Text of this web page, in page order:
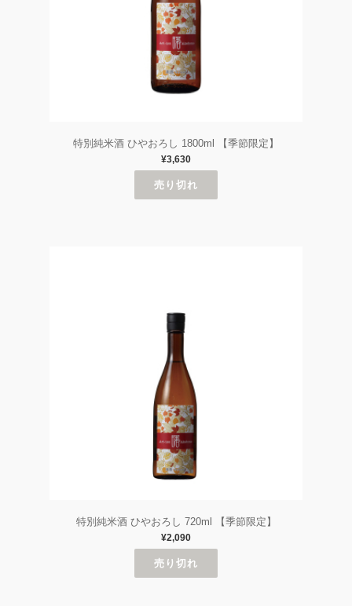
特別純米酒 ひやおろし 1800ml 【季節限定】
¥3,630
売り切れ
特別純米酒 ひやおろし 720ml 【季節限定】
¥2,090
売り切れ